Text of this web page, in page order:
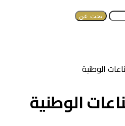
بحث عن
الوطنية
الوطنية